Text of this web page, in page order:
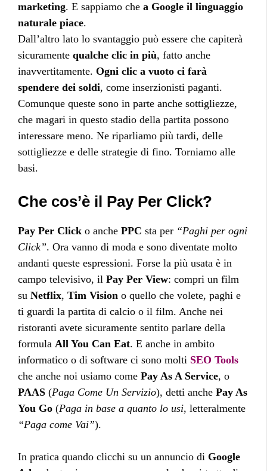
marketing. E sappiamo che a Google il linguaggio
naturale piace.
Dall’altro lato lo svantaggio può essere che capiterà
sicuramente qualche clic in più, fatto anche
inavvertitamente. Ogni clic a vuoto ci farà
spendere dei soldi, come inserzionisti paganti.
Comunque queste sono in parte anche sottigliezze,
che magari in questo stadio della partita possono
interessare meno. Ne riparliamo più tardi, delle
sottigliezze e delle strategie di fino. Torniamo alle
basi.
Che cos’è il Pay Per Click?
Pay Per Click o anche PPC sta per “Paghi per ogni
Click”. Ora vanno di moda e sono diventate molto
andanti queste espressioni. Forse la più usata è in
campo televisivo, il Pay Per View: compri un film
su Netflix, Tim Vision o quello che volete, paghi e
ti guardi la partita di calcio o il film. Anche nei
ristoranti avete sicuramente sentito parlare della
formula All You Can Eat. E anche in ambito
informatico o di software ci sono molti SEO Tools
che anche noi usiamo come Pay As A Service, o
PAAS (Paga Come Un Servizio), detti anche Pay As
You Go (Paga in base a quanto lo usi, letteralmente
“Paga come Vai”).
In pratica quando clicchi su un annuncio di Google